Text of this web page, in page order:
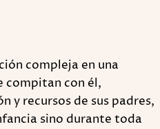
compleja en una
compitan con él,
y recursos de sus padres,
sino durante toda